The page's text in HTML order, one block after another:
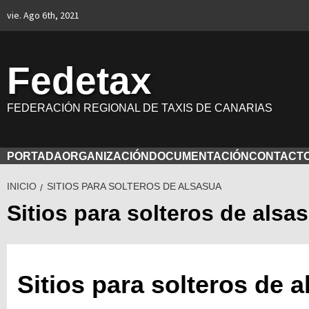
vie. Ago 6th, 2021
Fedetax
FEDERACIÓN REGIONAL DE TAXIS DE CANARIAS
PORTADAORGANIZACIÓN DOCUMENTACIÓN
INICIO SITIOS PARA SOLTEROS DE ALSASUA
Sitios para solteros de
Sitios para solteros de